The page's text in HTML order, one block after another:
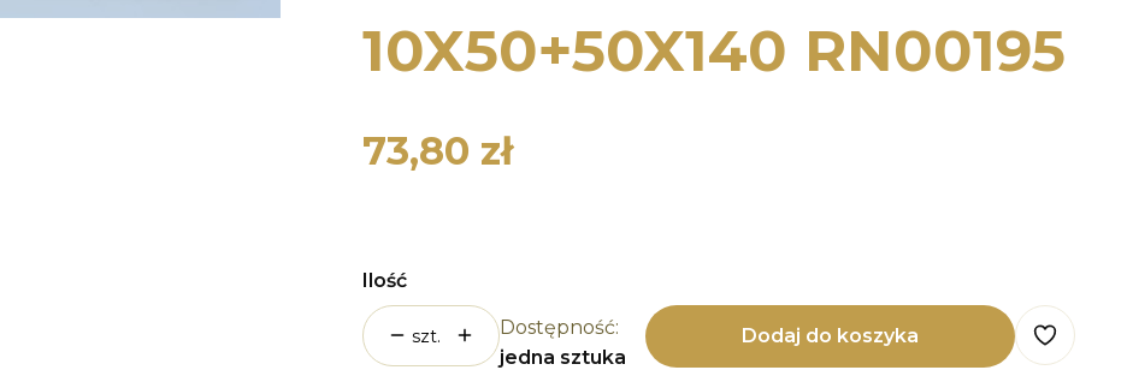
10X50+50X140 RN00195
Cena
73,80 zł
Ilość
szt.
Dostępność:
jedna sztuka
Dodaj do koszyka